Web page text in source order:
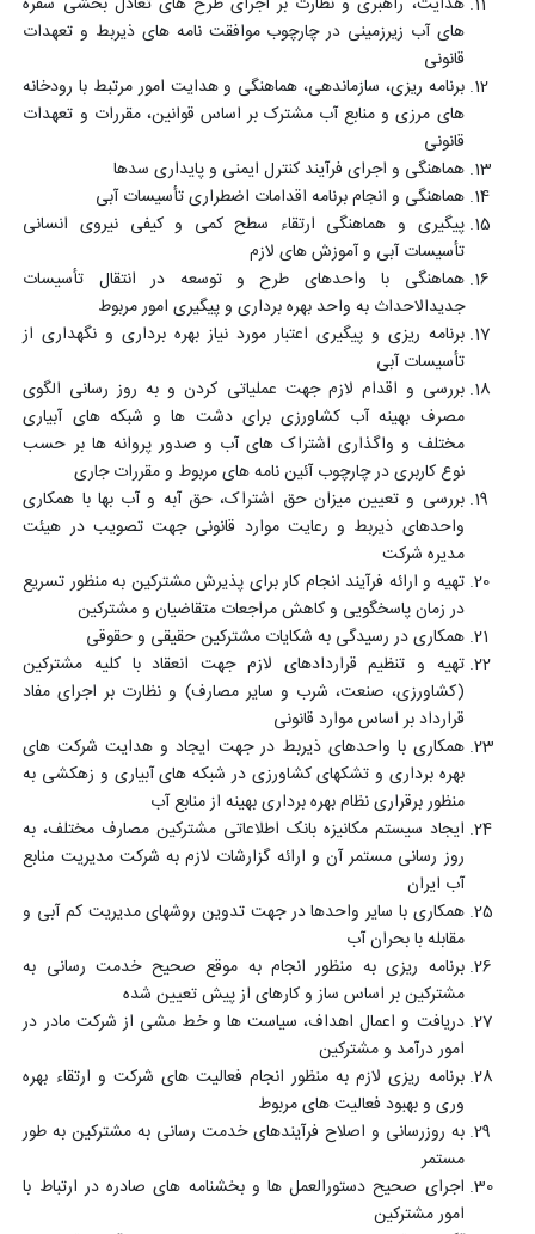
های آب زیرزمینی در چارچوب موافقت نامه های ذیربط و تعهدات
قانونی
برنامه ریزی، سازماندهی، هماهنگی و هدایت امور مرتبط با رودخانه
های مرزی و منابع آب مشترک بر اساس قوانین، مقررات و تعهدات
قانونی
هماهنگی و اجرای فرآیند کنترل ایمنی و پایداری سدها
هماهنگی و انجام برنامه اقدامات اضطراری تأسیسات آبی
پیگیری و هماهنگی ارتقاء سطح کمی و کیفی نیروی انسانی
تأسیسات آبی و آموزش های لازم
هماهنگی با واحدهای طرح و توسعه در انتقال تأسیسات
جدیدالاحداث به واحد بهره برداری و پیگیری امور مربوط
برنامه ریزی و پیگیری اعتبار مورد نیاز بهره برداری و نگهداری از
تأسیسات آبی
بررسی و اقدام لازم جهت عملیاتی کردن و به روز رسانی الگوی
مصرف بهینه آب کشاورزی برای دشت ها و شبکه های آبیاری
مختلف و واگذاری اشتراک های آب و صدور پروانه ها بر حسب
نوع کاربری در چارچوب آئین نامه های مربوط و مقررات جاری
بررسی و تعیین میزان حق اشتراک، حق آبه و آب بها با همکاری
واحدهای ذیربط و رعایت موارد قانونی جهت تصویب در هیئت
مدیره شرکت
تهیه و ارائه فرآیند انجام کار برای پذیرش مشترکین به منظور تسریع
در زمان پاسخگویی و کاهش مراجعات متقاضیان و مشترکین
همکاری در رسیدگی به شکایات مشترکین حقیقی و حقوقی
تهیه و تنظیم قراردادهای لازم جهت انعقاد با کلیه مشترکین
(کشاورزی، صنعت، شرب و سایر مصارف) و نظارت بر اجرای مفاد
قرارداد بر اساس موارد قانونی
همکاری با واحدهای ذیربط در جهت ایجاد و هدایت شرکت های
بهره برداری و تشکهای کشاورزی در شبکه های آبیاری و زهکشی به
منظور برقراری نظام بهره برداری بهینه از منابع آب
ایجاد سیستم مکانیزه بانک اطلاعاتی مشترکین مصارف مختلف، به
روز رسانی مستمر آن و ارائه گزارشات لازم به شرکت مدیریت منابع
آب ایران
همکاری با سایر واحدها در جهت تدوین روشهای مدیریت کم آبی و
مقابله با بحران آب
برنامه ریزی به منظور انجام به موقع صحیح خدمت رسانی به
مشترکین بر اساس ساز و کارهای از پیش تعیین شده
دریافت و اعمال اهداف، سیاست ها و خط مشی از شرکت مادر در
امور درآمد و مشترکین
برنامه ریزی لازم به منظور انجام فعالیت های شرکت و ارتقاء بهره
وری و بهبود فعالیت های مربوط
به روزرسانی و اصلاح فرآیندهای خدمت رسانی به مشترکین به طور
مستمر
اجرای صحیح دستورالعمل ها و بخشنامه های صادره در ارتباط با
امور مشترکین